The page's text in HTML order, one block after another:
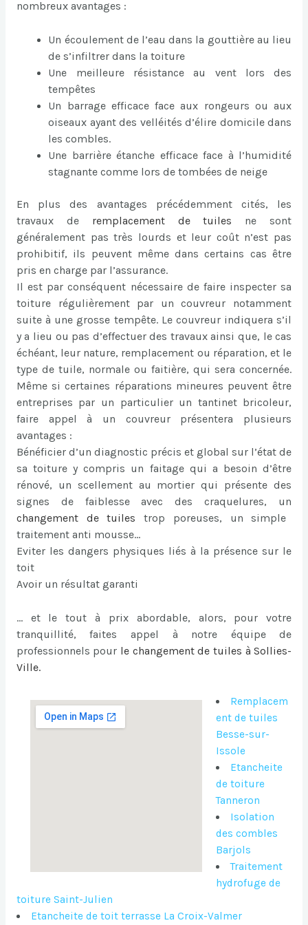
nombreux avantages :
Un écoulement de l’eau dans la gouttière au lieu
de s’infiltrer dans la toiture
Une meilleure résistance au vent lors des
tempêtes
Un barrage efficace face aux rongeurs ou aux
oiseaux ayant des velléités d’élire domicile dans
les combles.
Une barrière étanche efficace face à l’humidité
stagnante comme lors de tombées de neige
En plus des avantages précédemment cités, les
travaux de
remplacement de tuiles
ne sont
généralement pas très lourds et leur coût n’est pas
prohibitif, ils peuvent même dans certains cas être
pris en charge par l’assurance.
Il est par conséquent nécessaire de faire inspecter sa
toiture régulièrement par un couvreur notamment
suite à une grosse tempête. Le couvreur indiquera s’il
y a lieu ou pas d’effectuer des travaux ainsi que, le cas
échéant, leur nature, remplacement ou réparation, et le
type de tuile, normale ou faitière, qui sera concernée.
Même si certaines réparations mineures peuvent être
entreprises par un particulier un tantinet bricoleur,
faire appel à un couvreur présentera plusieurs
avantages :
Bénéficier d’un diagnostic précis et global sur l’état de
sa toiture y compris un faitage qui a besoin d’être
rénové, un scellement au mortier qui présente des
signes de faiblesse avec des craquelures, un
changement de tuiles trop poreuses, un simple
traitement anti mousse…
Eviter les dangers physiques liés à la présence sur le
toit
Avoir un résultat garanti
… et le tout à prix abordable, alors, pour votre
tranquillité, faites appel à notre équipe de
professionnels pour le changement de tuiles à Sollies-
Ville.
Remplacem
ent de tuiles
Besse-sur-
Issole
Etancheite
de toiture
Tanneron
Isolation
des combles
Barjols
Traitement
hydrofuge de
toiture Saint-Julien
Etancheite de toit terrasse La Croix-Valmer